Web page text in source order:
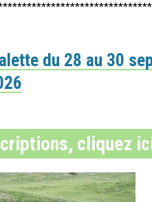
du 28 au 30
cliquez